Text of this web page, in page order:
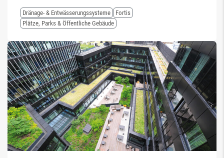
Dränage- & Entwässerungssysteme
Fortis
Plätze, Parks & Öffentliche Gebäude